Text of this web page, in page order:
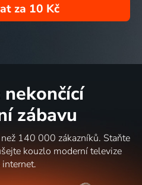
za 10 Kč
zábavu
140 000 zákazníků. Staňte
kouzlo moderní televize
internet.